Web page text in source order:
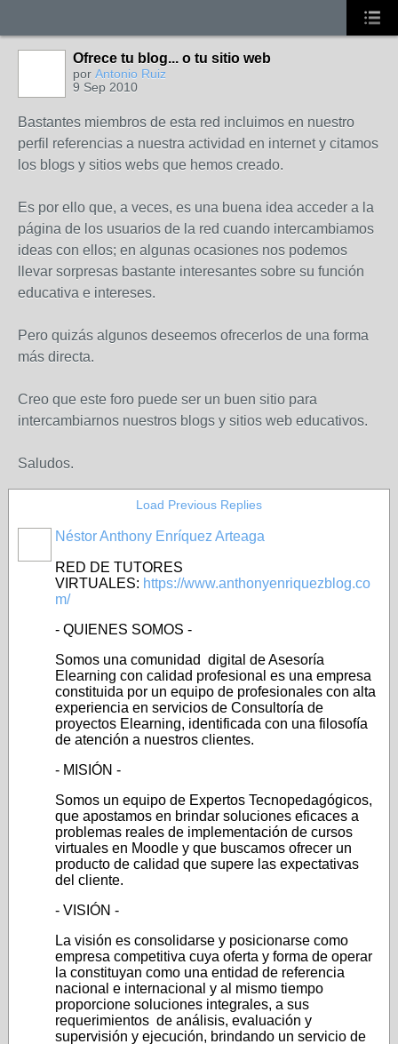
Ofrece tu blog... o tu sitio web
por Antonio Ruiz
9 Sep 2010
Bastantes miembros de esta red incluimos en nuestro
perfil referencias a nuestra actividad en internet y citamos
los blogs y sitios webs que hemos creado.
Es por ello que, a veces, es una buena idea acceder a la
página de los usuarios de la red cuando intercambiamos
ideas con ellos; en algunas ocasiones nos podemos
llevar sorpresas bastante interesantes sobre su función
educativa e intereses.
Pero quizás algunos deseemos ofrecerlos de una forma
más directa.
Creo que este foro puede ser un buen sitio para
intercambiarnos nuestros blogs y sitios web educativos.
Saludos.
Load Previous Replies
Néstor Anthony Enríquez Arteaga
RED DE TUTORES
VIRTUALES: https://www.anthonyenriquezblog.co
m/
- QUIENES SOMOS -
Somos una comunidad digital de Asesoría
Elearning con calidad profesional es una empresa
constituida por un equipo de profesionales con alta
experiencia en servicios de Consultoría de
proyectos Elearning, identificada con una filosofía
de atención a nuestros clientes.
- MISIÓN -
Somos un equipo de Expertos Tecnopedagógicos,
que apostamos en brindar soluciones eficaces a
problemas reales de implementación de cursos
virtuales en Moodle y que buscamos ofrecer un
producto de calidad que supere las expectativas
del cliente.
- VISIÓN -
La visión es consolidarse y posicionarse como
empresa competitiva cuya oferta y forma de operar
la constituyan como una entidad de referencia
nacional e internacional y al mismo tiempo
proporcione soluciones integrales, a sus
requerimientos de análisis, evaluación y
supervisión y ejecución, brindando un servicio de